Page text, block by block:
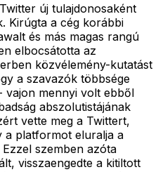
új tulajdonosaként
Kirúgta a cég korábbi
és más magas rangú
elbocsátotta az
közvélemény-kutatást
a szavazók többsége
vajon mennyi volt ebből
abszolutistájának
vette meg a Twittert,
a platformot eluralja a
szemben azóta
visszaengedte a kitiltott